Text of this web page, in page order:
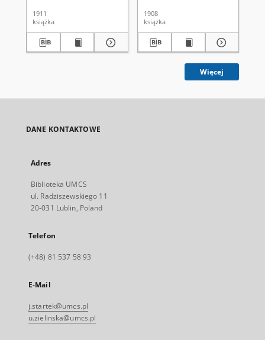
1911
książka
1908
książka
Więcej
DANE KONTAKTOWE
Adres
Biblioteka UMCS
ul. Radziszewskiego 11
20-031 Lublin, Poland
Telefon
(+48) 81 537 58 93
E-Mail
j.startek@umcs.pl
u.zielinska@umcs.pl